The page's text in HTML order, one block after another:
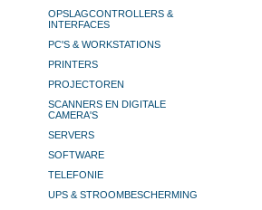
OPSLAGCONTROLLERS &
INTERFACES
PC'S & WORKSTATIONS
PRINTERS
PROJECTOREN
SCANNERS EN DIGITALE
CAMERA'S
SERVERS
SOFTWARE
TELEFONIE
UPS & STROOMBESCHERMING